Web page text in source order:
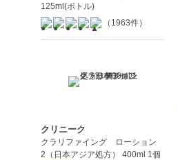
125ml(ボトル)
（1963件）
クリニーク
クラリファイング ローション
2（日本アジア処方） 400ml 1個